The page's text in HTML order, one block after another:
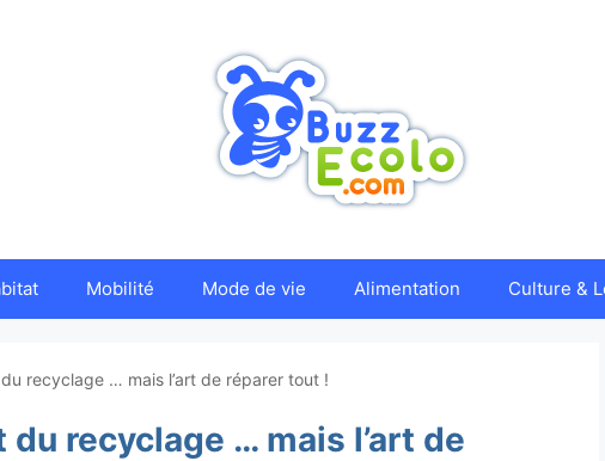
Mobilité Mode de vie Alimentation Culture &
recyclage … mais l’art de réparer tout !
du recyclage … mais l’art de